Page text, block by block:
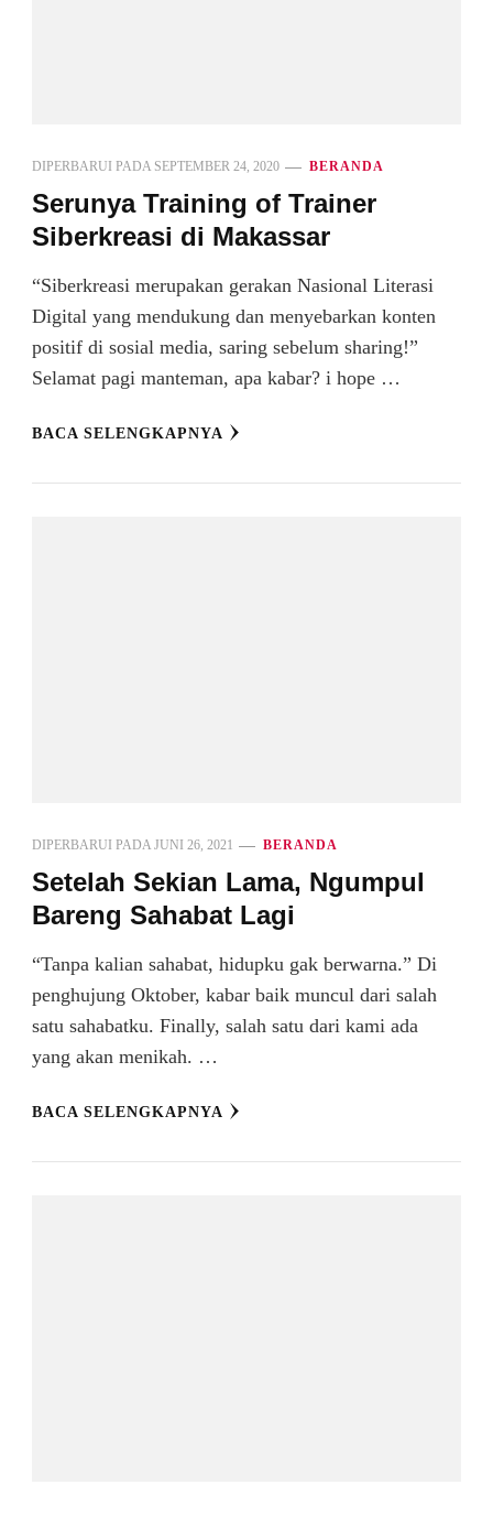
DIPERBARUI PADA SEPTEMBER 24, 2020 BERANDA
Serunya Training of Trainer
Siberkreasi di Makassar
“Siberkreasi merupakan gerakan Nasional Literasi
Digital yang mendukung dan menyebarkan konten
positif di sosial media, saring sebelum sharing!”
Selamat pagi manteman, apa kabar? i hope …
BACA SELENGKAPNYA
DIPERBARUI PADA JUNI 26, 2021 BERANDA
Setelah Sekian Lama, Ngumpul
Bareng Sahabat Lagi
“Tanpa kalian sahabat, hidupku gak berwarna.” Di
penghujung Oktober, kabar baik muncul dari salah
satu sahabatku. Finally, salah satu dari kami ada
yang akan menikah. …
BACA SELENGKAPNYA